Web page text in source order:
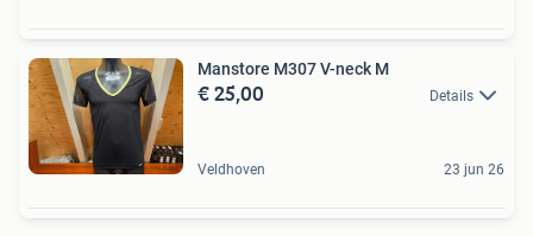
Manstore M307 V-neck M
€ 25,00 Details
Veldhoven 23 jun 26